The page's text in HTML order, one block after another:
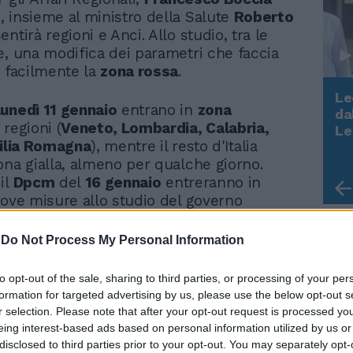
Do Not Process My Personal Information
opt-out of the sale, sharing to third parties, or processing of your
for targeted advertising by us, please use the below opt-out
selection. Please note that after your opt-out request is processed
interest-based ads based on personal information utilized by us
to third parties prior to your opt-out. You may separately
insieme al ministro della Salute Roberto
regioni e Anci. Allo studio, tra le
una modifica dei parametri che faccia
facilmente la zona rossa.
11 gennaio entrano in zona
regioni (Veneto, Lombardia, Calabria,
Romagna), mentre il resto d'Italia
gialla, almeno per qualche giorno.
Dpcm del 16 gennaio entreranno in
misure allo studio del governo
Regioni grazie al nuovo indicatore: con
inlockdown. Alla luce dell'attuale
Venetosarebbe rosso e l'Emilia
passo dal lockdown. In attesa dati che
il contagio nei giorni di Natale e
e che si prevede siano peggiori degli
Rudy Giuliani a Come States?
Trump, Meloni e la strategia
americana